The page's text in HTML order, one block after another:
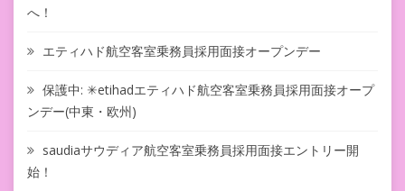
へ！
エティハド航空客室乗務員採用面接オープンデー
保護中: ✳︎etihadエティハド航空客室乗務員採用面接オープ
ンデー(中東・欧州)
saudiaサウディア航空客室乗務員採用面接エントリー開
始！